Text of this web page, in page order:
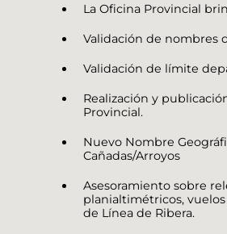
La Oficina Provincial
Validación de nombres
Validación de límite
Realización y
Provincial.
Nuevo Nombre
Cañadas/Arroyos
Asesoramiento sobre
planialtimétricos, vuelos
de Línea de Ribera.